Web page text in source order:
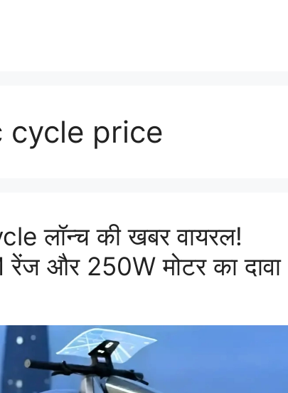
cycle price
लॉन्च की खबर वायरल!
और 250W मोटर का दावा